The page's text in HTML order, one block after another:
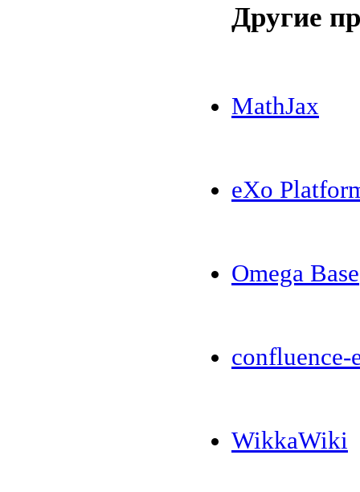
Другие
MathJax
eXo
Omega Base
confluence-
WikkaWiki